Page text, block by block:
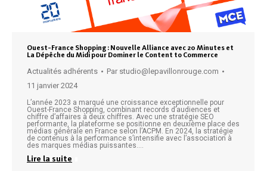
Ouest-France Shopping : Nouvelle Alliance avec 20 Minutes et
La Dépêche du Midi pour Dominer le Content to Commerce
Actualités adhérents Par studio@lepavillonrouge.com
11 janvier 2024
L’année 2023 a marqué une croissance exceptionnelle pour
Ouest-France Shopping, combinant records d’audiences et
chiffre d’affaires à deux chiffres. Avec une stratégie SEO
performante, la plateforme se positionne en deuxième place des
médias générale en France selon l’ACPM. En 2024, la stratégie
de contenus à la performance s’intensifie avec l’association à
des marques médias puissantes.…
Lire la suite